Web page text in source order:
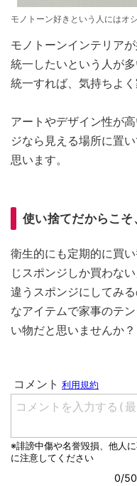
モノトーン好きという人にはオ
モノトーンインテリア
統一したいという人が
統一すれば、気持ちよく
アートやデザイン性が
ジなら見える場所に置
思います。
使い捨てだからこ
衛生的にも定期的に買
じスポンジしか買わな
違うスポンジにしてみ
なアイテムで家事のテ
い物だと思いませんか？